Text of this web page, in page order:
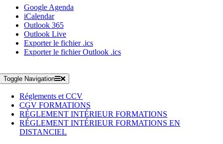
Google Agenda
iCalendar
Outlook 365
Outlook Live
Exporter le fichier .ics
Exporter le fichier Outlook .ics
Toggle Navigation
Réglements et CCV
CGV FORMATIONS
RÉGLEMENT INTÉRIEUR FORMATIONS
RÉGLEMENT INTÉRIEUR FORMATIONS EN
DISTANCIEL